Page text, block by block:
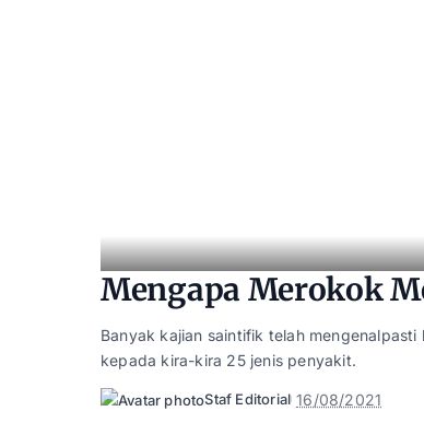
Mengapa Merokok
Banyak kajian saintifik telah
kepada kira-kira 25 jenis penyakit.
Posted
Staf Editorial 16/08/2021